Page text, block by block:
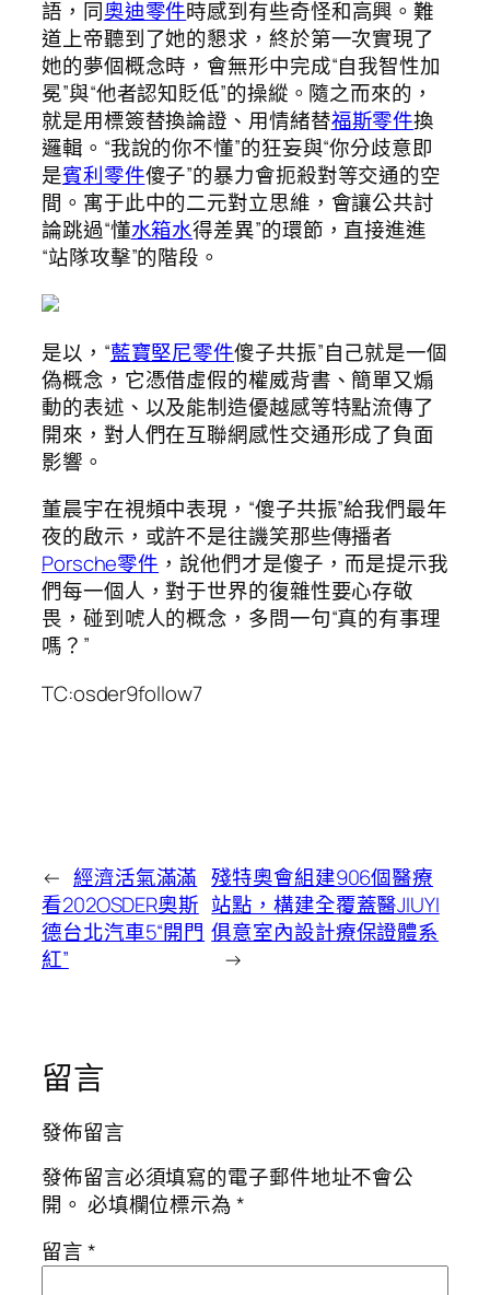
語，同奧迪零件時感到有些奇怪和高興。難
道上帝聽到了她的懇求，終於第一次實現了
她的夢個概念時，會無形中完成“自我智性加
冕”與“他者認知貶低”的操縱。隨之而來的，
就是用標簽替換論證、用情緒替福斯零件換
邏輯。“我說的你不懂”的狂妄與“你分歧意即
是賓利零件傻子”的暴力會扼殺對等交通的空
間。寓于此中的二元對立思維，會讓公共討
論跳過“懂水箱水得差異”的環節，直接進進
“站隊攻擊”的階段。
是以，“藍寶堅尼零件傻子共振”自己就是一個
偽概念，它憑借虛假的權威背書、簡單又煽
動的表述、以及能制造優越感等特點流傳了
開來，對人們在互聯網感性交通形成了負面
影響。
董晨宇在視頻中表現，“傻子共振”給我們最年
夜的啟示，或許不是往譏笑那些傳播者
Porsche零件 ，說他們才是傻子，而是提示我
們每一個人，對于世界的復雜性要心存敬
畏，碰到唬人的概念，多問一句“真的有事理
嗎？”
TC:osder9follow7
← 經濟活氣滿滿
看202OSDER奧斯
德台北汽車5“開門
紅”
殘特奧會組建906個醫療
站點，構建全覆蓋醫JIUYI
俱意室內設計療保證體系
→
留言
發佈留言
發佈留言必須填寫的電子郵件地址不會公
開。 必填欄位標示為*
留言*